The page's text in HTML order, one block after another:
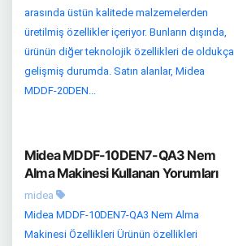
arasında üstün kalitede malzemelerden
üretilmiş özellikler içeriyor. Bunların dışında,
ürünün diğer teknolojik özellikleri de oldukça
gelişmiş durumda. Satın alanlar, Midea
MDDF-20DEN...
Midea MDDF-10DEN7-QA3 Nem
Alma Makinesi Kullanan Yorumları
midea
Midea MDDF-10DEN7-QA3 Nem Alma
Makinesi Özellikleri Ürünün özellikleri